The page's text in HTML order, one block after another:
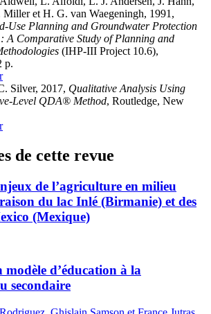
Miller et H. G. van Waegeningh, 1991,
Use Planning and Groundwater Protection
A Comparative Study of Planning and
(IHP-III Project 10.6),
p.
Silver, 2017, Qualitative Analysis Using
Level QDA® Method, Routledge, New
de cette revue
de l’agriculture en milieu
du lac Inlé (Birmanie) et des
(Mexique)
d’éducation à la
secondaire